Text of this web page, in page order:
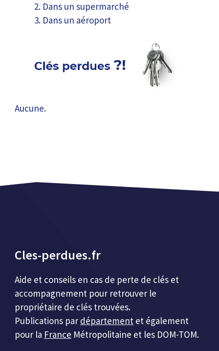
Dans un supermarché
Dans un aéroport
Aucune.
Cles-perdues.fr
Aide et conseils en cas de perte de clés et
accompagnement pour retrouver le
propriétaire de clés trouvées.
Publications par département et également
pour la France Métropolitaine et les DOM-TOM.